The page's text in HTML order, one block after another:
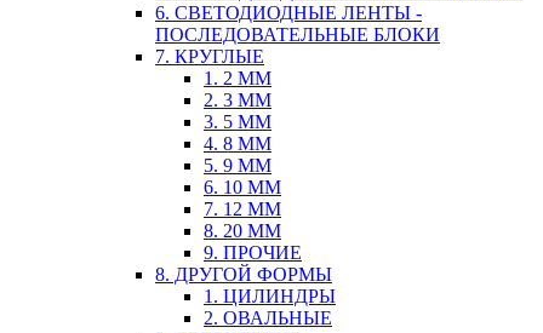
6. СВЕТОДИОДНЫЕ ЛЕНТЫ -
ПОСЛЕДОВАТЕЛЬНЫЕ БЛОКИ
7. КРУГЛЫЕ
1. 2 ММ
2. 3 ММ
3. 5 ММ
4. 8 ММ
5. 9 ММ
6. 10 ММ
7. 12 ММ
8. 20 ММ
9. ПРОЧИЕ
8. ДРУГОЙ ФОРМЫ
1. ЦИЛИНДРЫ
2. ОВАЛЬНЫЕ